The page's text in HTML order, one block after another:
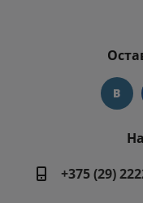
+375 (29)